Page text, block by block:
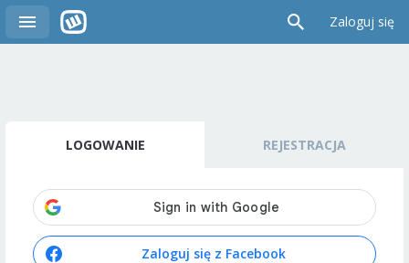
Zaloguj się
LOGOWANIE REJESTRACJA
Zaloguj się z Facebook